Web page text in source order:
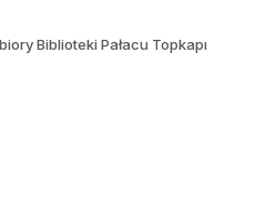
Biblioteki Pałacu Topkapı